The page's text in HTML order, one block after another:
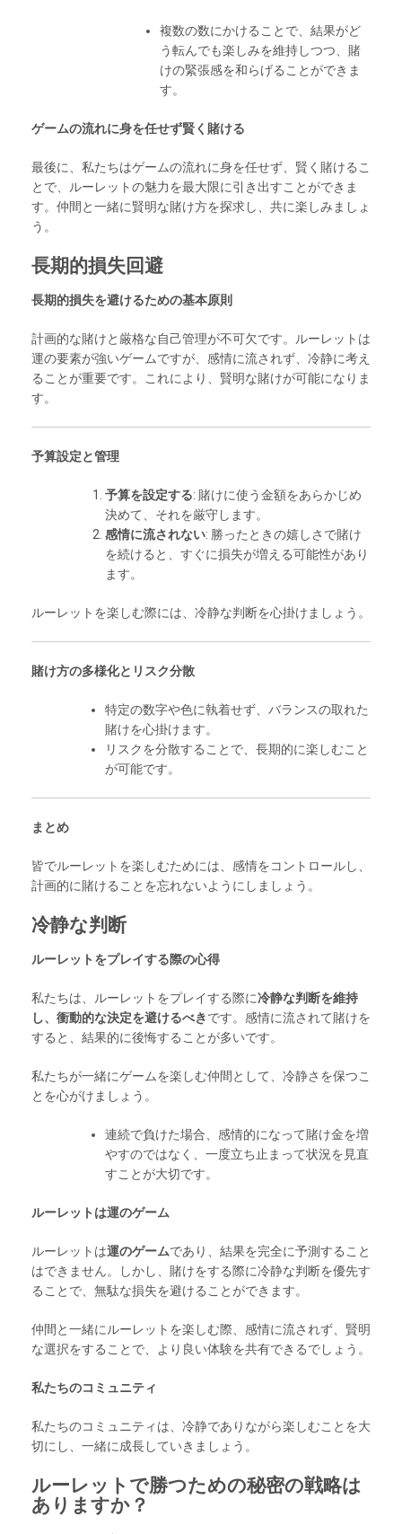
複数の数にかけることで、結果がど
う転んでも楽しみを維持しつつ、賭
けの緊張感を和らげることができま
す。
ゲームの流れに身を任せず賢く賭ける
最後に、私たちはゲームの流れに身を任せず、賢く賭けるこ
とで、ルーレットの魅力を最大限に引き出すことができま
す。仲間と一緒に賢明な賭け方を探求し、共に楽しみましょ
う。
長期的損失回避
長期的損失を避けるための基本原則
計画的な賭けと厳格な自己管理が不可欠です。ルーレットは
運の要素が強いゲームですが、感情に流されず、冷静に考え
ることが重要です。これにより、賢明な賭けが可能になりま
す。
予算設定と管理
予算を設定する: 賭けに使う金額をあらかじめ
決めて、それを厳守します。
感情に流されない: 勝ったときの嬉しさで賭け
を続けると、すぐに損失が増える可能性があり
ます。
ルーレットを楽しむ際には、冷静な判断を心掛けましょう。
賭け方の多様化とリスク分散
特定の数字や色に執着せず、バランスの取れた
賭けを心掛けます。
リスクを分散することで、長期的に楽しむこと
が可能です。
まとめ
皆でルーレットを楽しむためには、感情をコントロールし、
計画的に賭けることを忘れないようにしましょう。
冷静な判断
ルーレットをプレイする際の心得
私たちは、ルーレットをプレイする際に冷静な判断を維持
し、衝動的な決定を避けるべきです。感情に流されて賭けを
すると、結果的に後悔することが多いです。
私たちが一緒にゲームを楽しむ仲間として、冷静さを保つこ
とを心がけましょう。
連続で負けた場合、感情的になって賭け金を増
やすのではなく、一度立ち止まって状況を見直
すことが大切です。
ルーレットは運のゲーム
ルーレットは運のゲームであり、結果を完全に予測すること
はできません。しかし、賭けをする際に冷静な判断を優先す
ることで、無駄な損失を避けることができます。
仲間と一緒にルーレットを楽しむ際、感情に流されず、賢明
な選択をすることで、より良い体験を共有できるでしょう。
私たちのコミュニティ
私たちのコミュニティは、冷静でありながら楽しむことを大
切にし、一緒に成長していきましょう。
ルーレットで勝つための秘密の戦略は
ありますか？